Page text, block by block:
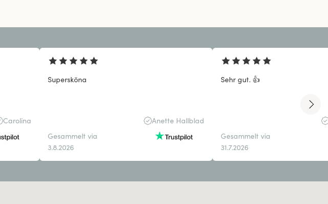
Carolina
Supersköna
Anette Hallblad
Gesammelt via
3.8.2026
Sehr gut. 👍
Gesammelt via
31.7.2026